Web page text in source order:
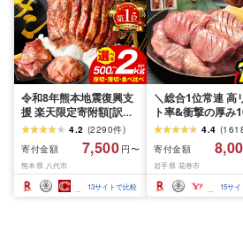
令和8年熊本地震復興支
援 楽天限定寄附額[訳あ
り]牛タン 500g〜2kg 肉
牛肉 訳あり 牛タン 冷凍
小分け 厚切り 薄切り 食
べ比べ 500g 1kg 1.5kg
2kg 牛 人気 ビーフ 牛た
ん ふるさと納税 ランキ
4.2 (2290件)
寄付金額
7,500 円〜
熊本県 八代市
13サイトで比較
＼総合1位常連 高
ト率&衝撃の厚み
厚切り牛タン 塩
ピード発送!!10営
内発送≫ 選べる内
500g / 1kg 定期便
届く 牛肉 肉 BBQ
と 人気 ランキング
4.4 (
寄付金額
岩手県 花巻市
15サイ